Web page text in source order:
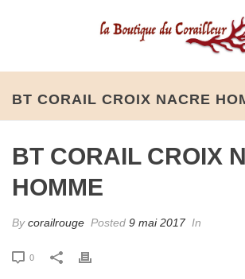
BT CORAIL CROIX NACRE
BT CORAIL CROIX
HOMME
Bycorailrouge Posted 9 mai 2017 In
0